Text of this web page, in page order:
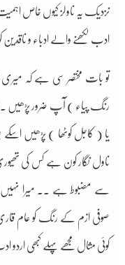
نزدیک یہ ناولز کیوں خاص اہمیت
ادب لکھنے والے ادباء و ناقدین
تو بات مختصر سی ہے کہ
رنگ پیاء ) آپ ضرور پڑھیں ۔
یا ( کاجل کوٹھا ) پڑھیں اسکے
ناول نگار کون ہے کس کی تھیوری
سے مضبوط ہے ۔۔ میرا
صوفی ازم کے رنگ کو عام قاری
کوئی مثال مجھے پہلے کبھی اردو